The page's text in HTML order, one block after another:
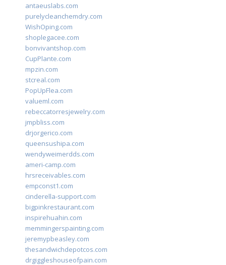
antaeuslabs.com
purelycleanchemdry.com
WishOping.com
shoplegacee.com
bonvivantshop.com
CupPlante.com
mpzin.com
stcreal.com
PopUpFlea.com
valueml.com
rebeccatorresjewelry.com
jmpbliss.com
drjorgerico.com
queensushipa.com
wendyweimerdds.com
ameri-camp.com
hrsreceivables.com
empconst1.com
cinderella-support.com
bigpinkrestaurant.com
inspirehuahin.com
memmingerspainting.com
jeremypbeasley.com
thesandwichdepotcos.com
drgiggleshouseofpain.com